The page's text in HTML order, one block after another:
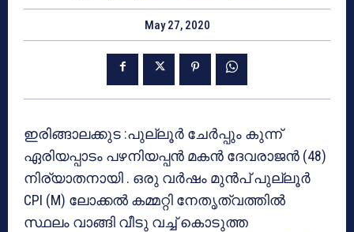
May 27, 2020
ഇരിങ്ങാലക്കുട :പുല്ലൂർ ചേർപ്പും കുന്ന്
ഏരിയപ്പാടം പഴനിയപ്പൻ മകൻ ദേവരാജൻ (48)
നിര്യാതനായി . ഒരു വർഷം മുൻപ് പുല്ലൂർ
CPI (M) ലോക്കൽ കമ്മറ്റി നേതൃത്വത്തിൽ
സ്ഥലം വാങ്ങി വീടു വച്ച് കൊടുത്ത